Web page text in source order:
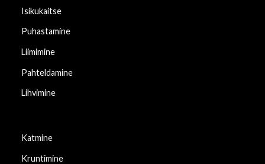
Isikukaitse
Puhastamine
Liimimine
Pahteldamine
Lihvimine
Katmine
Kruntimine